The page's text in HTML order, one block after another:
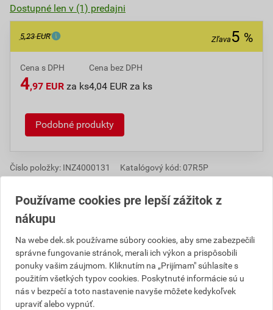
Dostupné len v (1) predajni
5,23 EUR Zľava 5 %
Cena s DPH
4,97 EUR za ks
Cena bez DPH
4,04 EUR za ks
Podobné produkty
Číslo položky: INZ4000131 Katalógový kód: 07R5P
Popis
HT-systém je odpadové potrubie s hrdlovými spojmi
vhodný pre tepelnú, chemickú, mechanickú i požiarnu
záťaž. Možno použiť v domácnostiach, hoteloch,
reštauráciách i priemyselných objektoch ako
Používame cookies pre lepší zážitok z
nákupu
Na webe dek.sk používame súbory cookies, aby sme zabezpečili
správne fungovanie stránok, merali ich výkon a prispôsobili
ponuky vašim záujmom. Kliknutím na „Prijímam" súhlasíte s
použitím všetkých typov cookies. Poskytnuté informácie sú u
nás v bezpečí a toto nastavenie navyše môžete kedykoľvek
upraviť alebo vypnúť.